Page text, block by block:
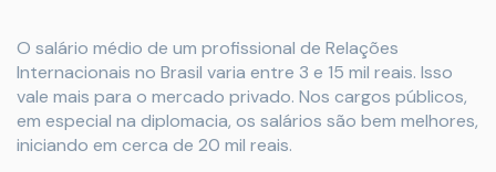
O salário médio de um profissional de Relações
Internacionais no Brasil varia entre 3 e 15 mil reais. Isso
vale mais para o mercado privado. Nos cargos públicos,
em especial na diplomacia, os salários são bem melhores,
iniciando em cerca de 20 mil reais.